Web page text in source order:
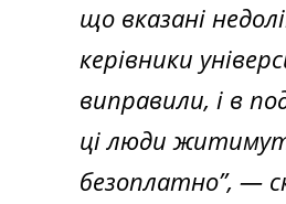
що вказані
керівники
виправили, і в
ці люди
безоплатно”, —